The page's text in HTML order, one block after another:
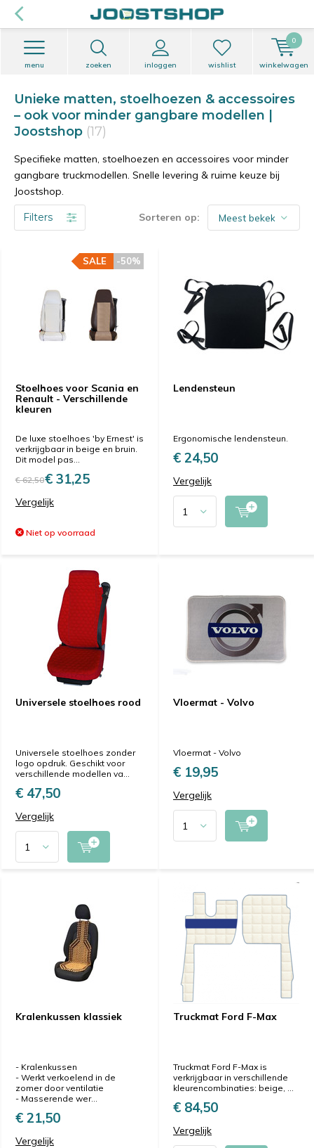
zoeken inloggen
menu wishlist winkelwagen
0
Unieke matten, stoelhoezen & accessoires
– ook voor minder gangbare modellen |
Joostshop (17)
Specifieke matten, stoelhoezen en accessoires voor minder
gangbare truckmodellen. Snelle levering & ruime keuze bij
Joostshop.
Filters Sorteren op:
Stoelhoes voor Scania en
Renault - Verschillende
kleuren
-50%
SALE
De luxe stoelhoes 'by Ernest' is
verkrijgbaar in beige en bruin.
Dit model pas...
€ 62,50€ 31,25
Vergelijk
Niet op voorraad
Lendensteun
Ergonomische lendensteun.
€ 24,50
Vergelijk
Universele stoelhoes rood
Universele stoelhoes zonder
logo opdruk. Geschikt voor
verschillende modellen va...
€ 47,50
Vergelijk
Vloermat - Volvo
Vloermat - Volvo
€ 19,95
Vergelijk
Kralenkussen klassiek
- Kralenkussen
- Werkt verkoelend in de
zomer door ventilatie
- Masserende wer...
€ 21,50
Vergelijk
Truckmat Ford F-Max
Truckmat Ford F-Max is
verkrijgbaar in verschillende
kleurencombinaties: beige, ...
€ 84,50
Vergelijk